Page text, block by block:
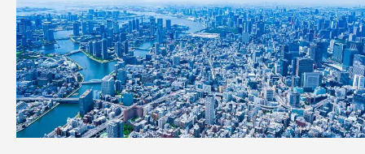
調査実績 保有機器一覧
お知らせ